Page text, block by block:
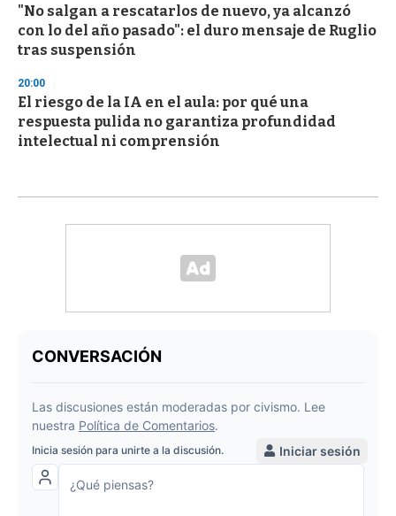
"No salgan a rescatarlos de nuevo, ya alcanzó
con lo del año pasado": el duro mensaje de Ruglio
tras suspensión
20:00
El riesgo de la IA en el aula: por qué una
respuesta pulida no garantiza profundidad
intelectual ni comprensión